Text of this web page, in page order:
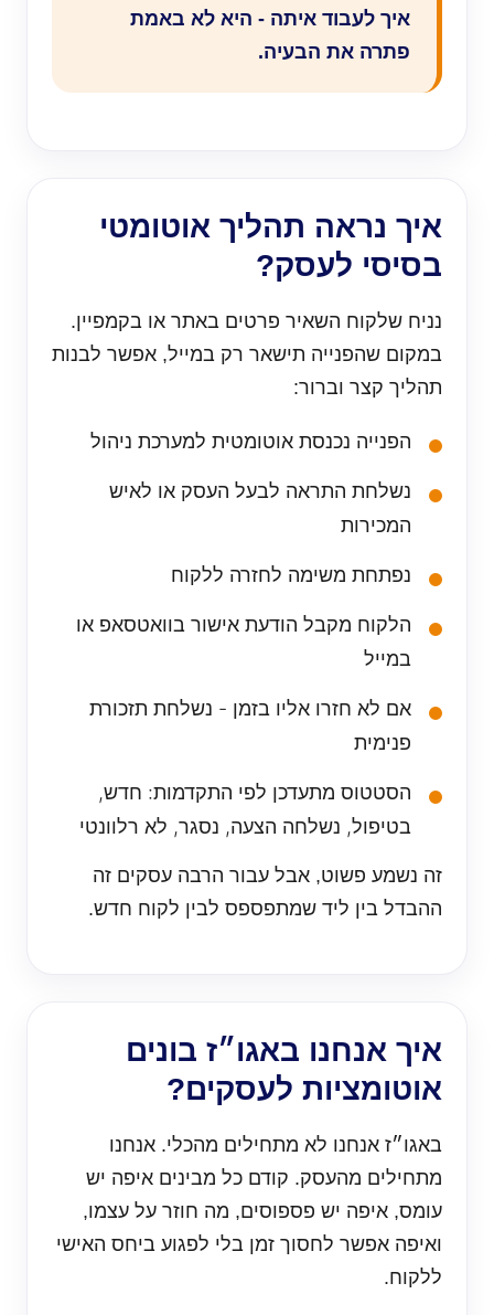
איך לעבוד איתה - היא לא באמת
פתרה את הבעיה.
איך נראה תהליך אוטומטי
בסיסי לעסק?
נניח שלקוח השאיר פרטים באתר או בקמפיין.
במקום שהפנייה תישאר רק במייל, אפשר לבנות
תהליך קצר וברור:
הפנייה נכנסת אוטומטית למערכת ניהול
נשלחת התראה לבעל העסק או לאיש
המכירות
נפתחת משימה לחזרה ללקוח
הלקוח מקבל הודעת אישור בוואטסאפ או
במייל
אם לא חזרו אליו בזמן - נשלחת תזכורת
פנימית
הסטטוס מתעדכן לפי התקדמות: חדש,
בטיפול, נשלחה הצעה, נסגר, לא רלוונטי
זה נשמע פשוט, אבל עבור הרבה עסקים זה
ההבדל בין ליד שמתפספס לבין לקוח חדש.
איך אנחנו באגו״ז בונים
אוטומציות לעסקים?
באגו״ז אנחנו לא מתחילים מהכלי. אנחנו
מתחילים מהעסק. קודם כל מבינים איפה יש
עומס, איפה יש פספוסים, מה חוזר על עצמו,
ואיפה אפשר לחסוך זמן בלי לפגוע ביחס האישי
ללקוח.